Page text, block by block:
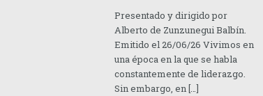
Presentado y dirigido por
Alberto de Zunzunegui Balbín.
Emitido el 26/06/26 Vivimos en
una época en la que se habla
constantemente de liderazgo.
Sin embargo, en[…]